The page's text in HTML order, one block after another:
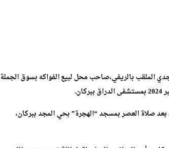
جدي الملقب بالريفي،صاحب محل لبيع الفواكه بسوق الجملة
الجنازة على الفقيد، ستكون يوم غد الثلاثاء 26 نونبر 2024، بعد صلاة العصر بمسجد “الهجرة” بحي المجد ببركان،